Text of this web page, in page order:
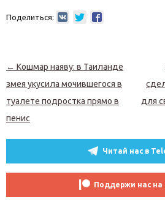
Поделиться:
Навигация по записям
← Кошмар наяву: в Таиланде
змея укусила мочившегося в
туалете подростка прямо в
пенис
для
Читай нас в
Поддержи нас на